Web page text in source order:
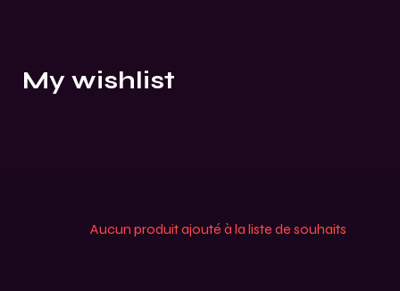
My wishlist
Aucun produit ajouté à la liste de souhaits